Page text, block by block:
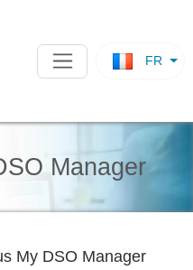
FR
Manager
My DSO Manager